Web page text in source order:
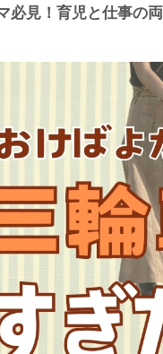
必見！育児と仕事の